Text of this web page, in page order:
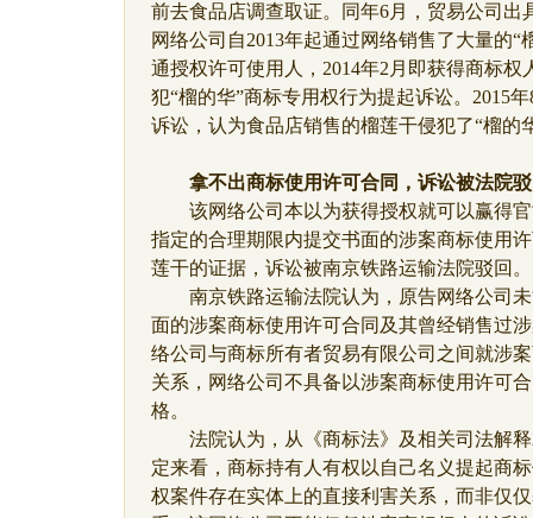
前去食品店调查取证。同年6月，贸易公司
网络公司自2013年起通过网络销售了大量的
通授权许可使用人，2014年2月即获得商标
犯“榴的华”商标专用权行为提起诉讼。2015
诉讼，认为食品店销售的榴莲干侵犯了“榴的
拿不出商标使用许可合同，诉讼被法院
该网络公司本以为获得授权就可以赢得官
指定的合理期限内提交书面的涉案商标使用
莲干的证据，诉讼被南京铁路运输法院驳回。
南京铁路运输法院认为，原告网络公司未
面的涉案商标使用许可合同及其曾经销售过
络公司与商标所有者贸易有限公司之间就涉
关系，网络公司不具备以涉案商标使用许可
格。
法院认为，从《商标法》及相关司法解释
定来看，商标持有人有权以自己名义提起商
权案件存在实体上的直接利害关系，而非仅